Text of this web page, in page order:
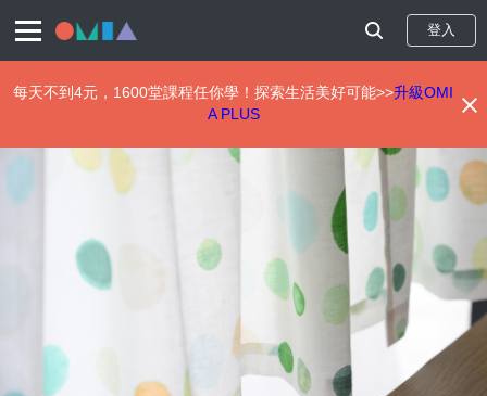
內
登入
每天不到4元，1600堂課程任你學！探索生活美好可能>>升級OMI
A PLUS